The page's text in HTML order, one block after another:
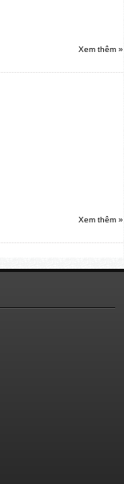
Xem thêm »
Xem thêm »